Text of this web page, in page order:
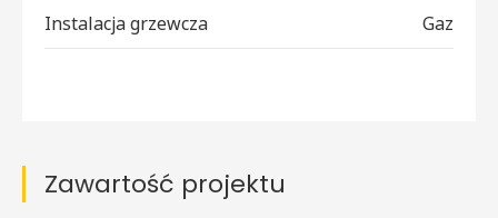
Instalacja grzewcza Gaz
Zawartość projektu